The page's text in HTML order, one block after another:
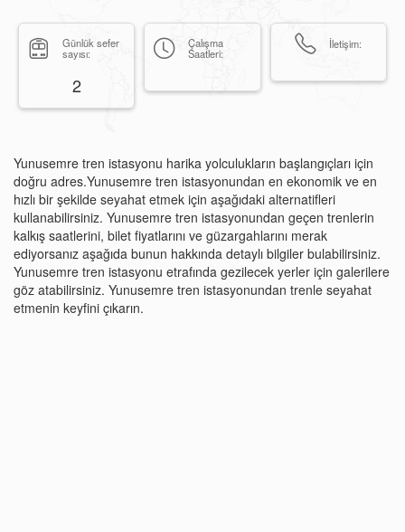
Günlük sefer
sayısı:
2
Çalışma
Saatleri:
İletişim:
Yunusemre tren istasyonu harika yolculukların başlangıçları için
doğru adres.Yunusemre tren istasyonundan en ekonomik ve en
hızlı bir şekilde seyahat etmek için aşağıdaki alternatifleri
kullanabilirsiniz. Yunusemre tren istasyonundan geçen trenlerin
kalkış saatlerini, bilet fiyatlarını ve güzargahlarını merak
ediyorsanız aşağıda bunun hakkında detaylı bilgiler bulabilirsiniz.
Yunusemre tren istasyonu etrafında gezilecek yerler için galerilere
göz atabilirsiniz. Yunusemre tren istasyonundan trenle seyahat
etmenin keyfini çıkarın.